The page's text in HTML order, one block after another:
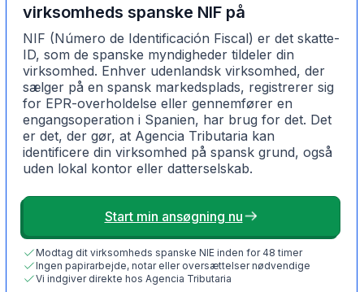
virksomheds spanske NIF på
NIF (Número de Identificación Fiscal) er det skatte-
ID, som de spanske myndigheder tildeler din
virksomhed. Enhver udenlandsk virksomhed, der
sælger på en spansk markedsplads, registrerer sig
for EPR-overholdelse eller gennemfører en
engangsoperation i Spanien, har brug for det. Det
er det, der gør, at Agencia Tributaria kan
identificere din virksomhed på spansk grund, også
uden lokal kontor eller datterselskab.
Start min ansøgning nu
Modtag dit virksomheds spanske NIE inden for 48 timer
Ingen papirarbejde, notar eller oversættelser nødvendige
Vi indgiver direkte hos Agencia Tributaria